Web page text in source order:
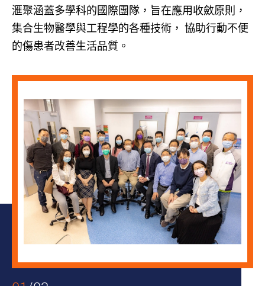
滙聚涵蓋多學科的國際團隊，旨在應用收斂原則，
集合生物醫學與工程學的各種技術， 協助行動不便
的傷患者改善生活品質。